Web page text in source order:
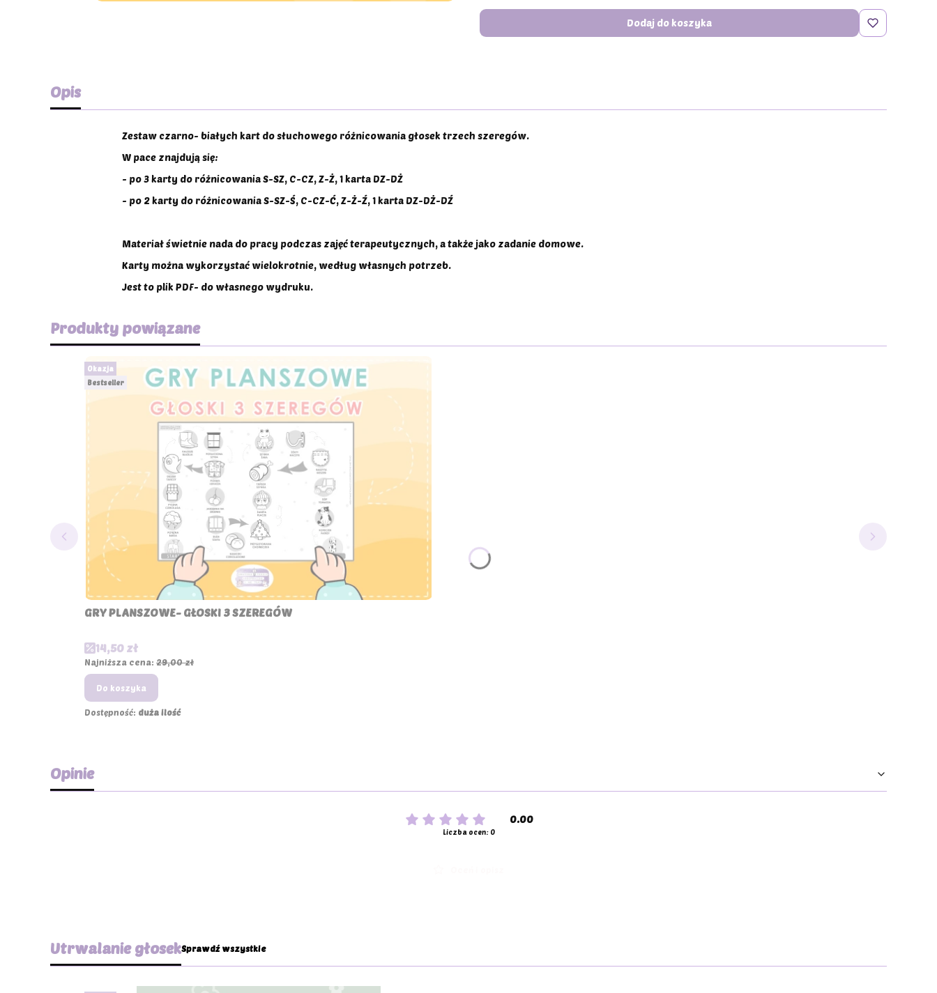
Dodaj do koszyka
Opis
Zestaw czarno- białych kart do słuchowego różnicowania głosek trzech szeregów.
W pace znajdują się:
- po 3 karty do różnicowania S-SZ, C-CZ, Z-Ż, 1 karta DZ-DŻ
- po 2 karty do różnicowania S-SZ-Ś, C-CZ-Ć, Z-Ż-Ź, 1 karta DZ-DŻ-DŹ
Materiał świetnie nada do pracy podczas zajęć terapeutycznych, a także jako zadanie domowe.
Karty można wykorzystać wielokrotnie, według własnych potrzeb.
Jest to plik PDF- do własnego wydruku.
Produkty powiązane
Okazja
Bestseller
GRY PLANSZOWE- GŁOSKI 3 SZEREGÓW
Cena promocyjna
14,50 zł
Najniższa cena: 29,00 zł
Do koszyka
Dostępność: duża ilość
Opinie
0.00
Liczba ocen: 0
Utrwalanie głosekSprawdź wszystkie